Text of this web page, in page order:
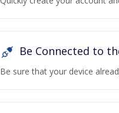
Be Connected to
Be sure that your device